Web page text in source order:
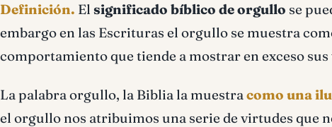
Definición. El significado bíblico de orgullo se
embargo en las Escrituras el orgullo se muestra
comportamiento que tiende a mostrar en exceso
La palabra orgullo, la Biblia la muestracomo una
el orgullo nos atribuimos una serie de virtudes que